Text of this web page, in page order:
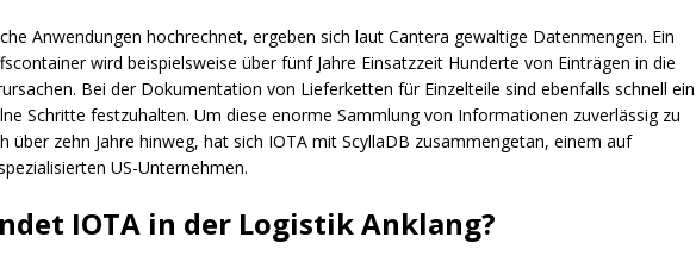
Anwendungen hochrechnet, ergeben sich laut Cantera gewaltige Datenmengen. Ein
wird beispielsweise über fünf Jahre Einsatzzeit Hunderte von Einträgen in die
Bei der Dokumentation von Lieferketten für Einzelteile sind ebenfalls schnell ein
Schritte festzuhalten. Um diese enorme Sammlung von Informationen zuverlässig zu
über zehn Jahre hinweg, hat sich IOTA mit ScyllaDB zusammengetan, einem auf
US-Unternehmen.
IOTA in der Logistik Anklang?